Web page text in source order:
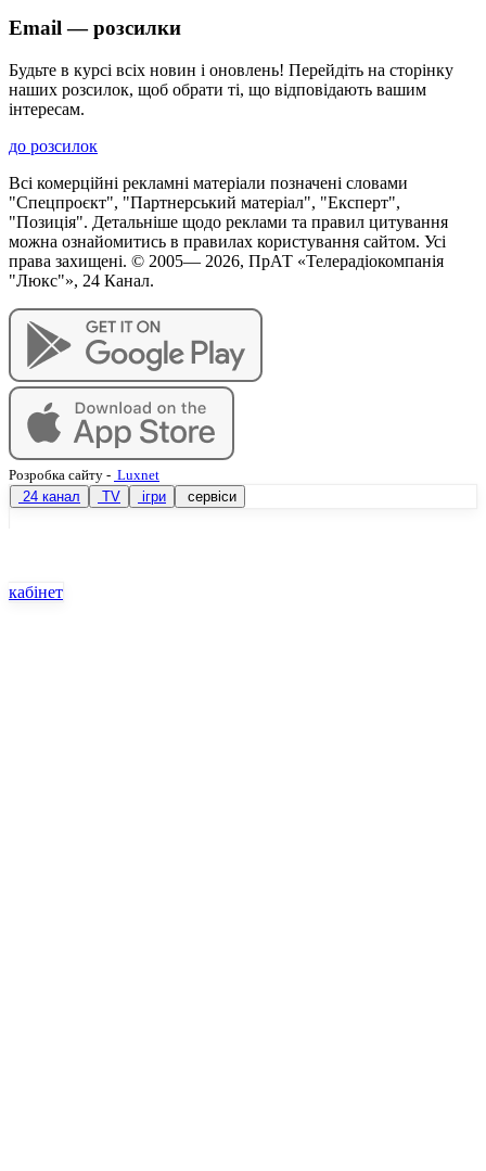
Email — розсилки
Будьте в курсі всіх новин і оновлень! Перейдіть на сторінку
наших розсилок, щоб обрати ті, що відповідають вашим
інтересам.
до розсилок
Всі комерційні рекламні матеріали позначені словами
"Спецпроєкт", "Партнерський матеріал", "Експерт",
"Позиція". Детальніше щодо реклами та правил цитування
можна ознайомитись в правилах користування сайтом. Усі
права захищені. © 2005— 2026, ПрАТ «Телерадіокомпанія
"Люкс"», 24 Канал.
Розробка сайту - Luxnet
24 канал
TV ігри сервіси
кабінет